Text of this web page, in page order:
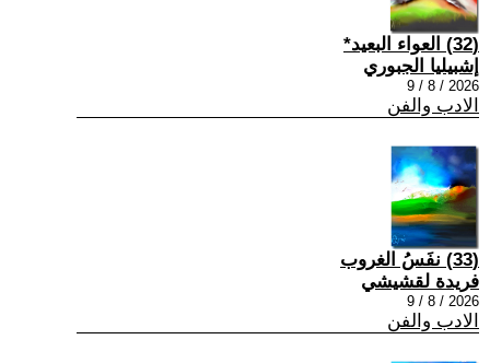
(32) العواء البعيد*
إشبيليا الجبوري
2026 / 8 / 9
الادب والفن
(33) نفَسُ الغروب
فريدة لقشيشي
2026 / 8 / 9
الادب والفن